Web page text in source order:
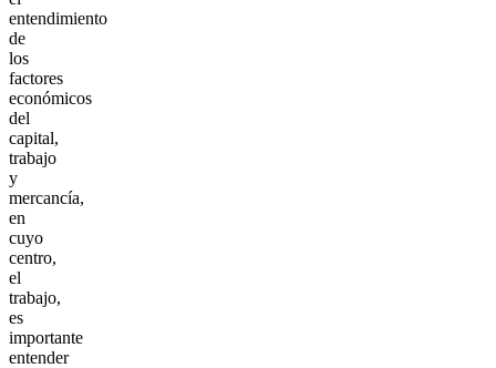
entendimiento
de
los
factores
económicos
del
capital,
trabajo
y
mercancía,
en
cuyo
centro,
el
trabajo,
es
importante
entender